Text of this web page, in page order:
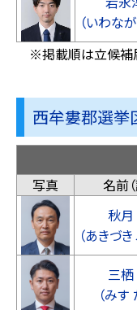
（いわな
※掲載順は立候補
西牟婁郡選挙
写真
名前
秋
（あきづ
三
（みす